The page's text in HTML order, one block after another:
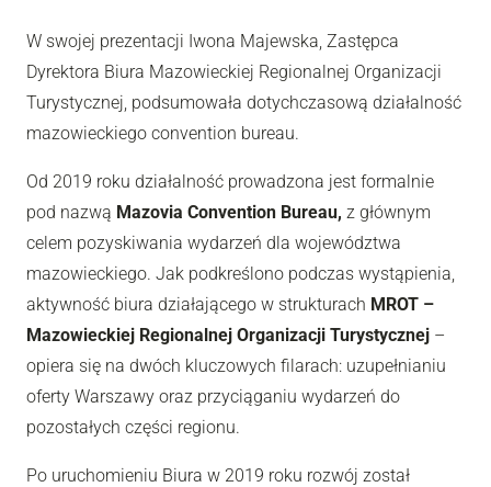
W swojej prezentacji Iwona Majewska, Zastępca
Dyrektora Biura Mazowieckiej Regionalnej Organizacji
Turystycznej, podsumowała dotychczasową działalność
mazowieckiego convention bureau.
Od 2019 roku działalność prowadzona jest formalnie
pod nazwą Mazovia Convention Bureau, z głównym
celem pozyskiwania wydarzeń dla województwa
mazowieckiego. Jak podkreślono podczas wystąpienia,
aktywność biura działającego w strukturach MROT –
Mazowieckiej Regionalnej Organizacji Turystycznej –
opiera się na dwóch kluczowych filarach: uzupełnianiu
oferty Warszawy oraz przyciąganiu wydarzeń do
pozostałych części regionu.
Po uruchomieniu Biura w 2019 roku rozwój został